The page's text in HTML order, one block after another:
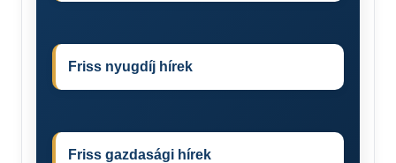
Friss nyugdíj hírek
Friss gazdasági hírek